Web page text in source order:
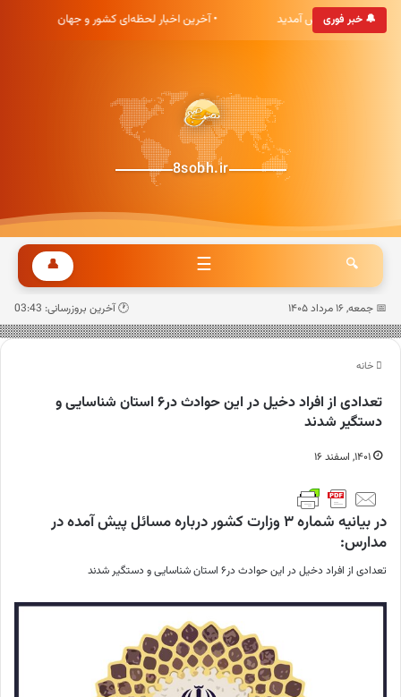
🔔 خبر فوری
خبری هشت صبح خوش آمدید • آخرین اخبار لحظه‌ای کشور و جهان
8sobh.ir
🔍
☰
👤
📅 جمعه, ۱۶ مرداد ۱۴۰۵ 🕐 آخرین بروزرسانی: 03:43
خانه
تعدادی از افراد دخیل در این حوادث در۶ استان شناسایی و
دستگیر شدند
۱۴۰۱, اسفند ۱۶
در بیانیه شماره ۳ وزارت کشور درباره مسائل پیش آمده در
مدارس:
تعدادی از افراد دخیل در این حوادث در۶ استان شناسایی و دستگیر شدند